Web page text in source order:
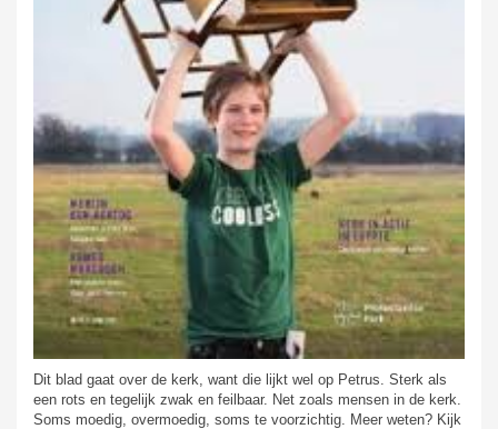
Dit blad gaat over de kerk, want die lijkt wel op Petrus. Sterk als
een rots en tegelijk zwak en feilbaar. Net zoals mensen in de kerk.
Soms moedig, overmoedig, soms te voorzichtig. Meer weten? Kijk